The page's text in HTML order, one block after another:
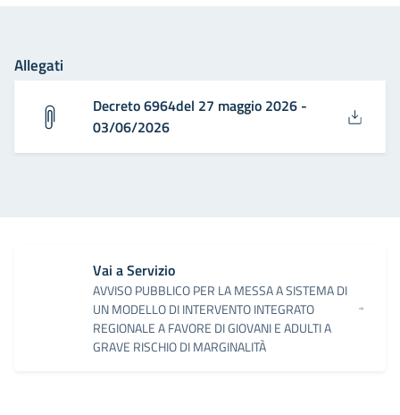
Allegati
Decreto 6964del 27 maggio 2026 -
03/06/2026
Vai a Servizio
AVVISO PUBBLICO PER LA MESSA A SISTEMA DI
UN MODELLO DI INTERVENTO INTEGRATO
REGIONALE A FAVORE DI GIOVANI E ADULTI A
GRAVE RISCHIO DI MARGINALITÀ